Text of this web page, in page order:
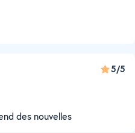
5/5
des nouvelles